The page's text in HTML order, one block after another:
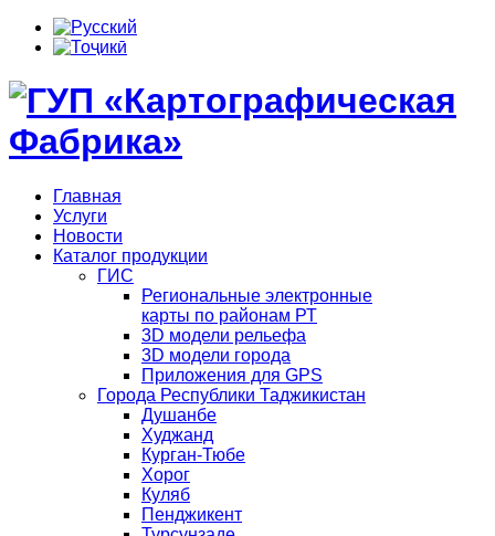
Главная
Услуги
Новости
Каталог продукции
ГИС
Региональные электронные
карты по районам РТ
3D модели рельефа
3D модели города
Приложения для GPS
Города Республики Таджикистан
Душанбе
Худжанд
Курган-Тюбе
Хорог
Куляб
Пенджикент